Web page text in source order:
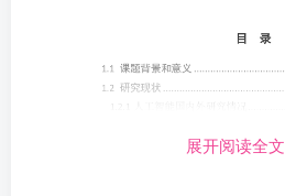
展开阅读全文